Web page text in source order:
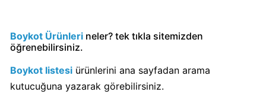
Sahibi
Kim?
KFC
Boykot Ürünleri neler? tek tıkla sitemizden
öğrenebilirsiniz.
Boykot listesi ürünlerini ana sayfadan arama
kutucuğuna yazarak görebilirsiniz.